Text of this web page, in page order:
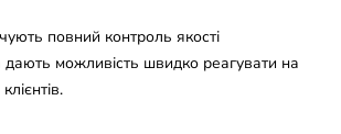
повний контроль якості
дають можливість швидко реагувати на